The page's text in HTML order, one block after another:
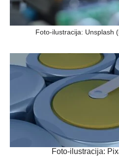
Foto-ilustracija: Unsplash
Foto-ilustracija: